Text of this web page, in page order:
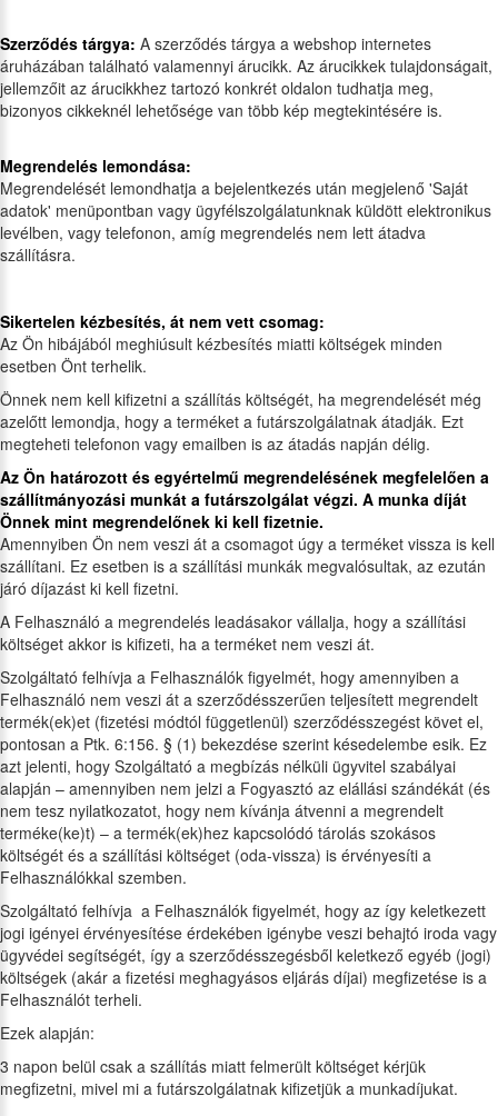
Szerződés tárgya: A szerződés tárgya a webshop internetes
áruházában található valamennyi árucikk. Az árucikkek tulajdonságait,
jellemzőit az árucikkhez tartozó konkrét oldalon tudhatja meg,
bizonyos cikkeknél lehetősége van több kép megtekintésére is.
Megrendelés lemondása:
Megrendelését lemondhatja a bejelentkezés után megjelenő 'Saját
adatok' menüpontban vagy ügyfélszolgálatunknak küldött elektronikus
levélben, vagy telefonon, amíg megrendelés nem lett átadva
szállításra.
Sikertelen kézbesítés, át nem vett csomag:
Az Ön hibájából meghiúsult kézbesítés miatti költségek minden
esetben Önt terhelik.
Önnek nem kell kifizetni a szállítás költségét, ha megrendelését még
azelőtt lemondja, hogy a terméket a futárszolgálatnak átadják. Ezt
megteheti telefonon vagy emailben is az átadás napján délig.
Az Ön határozott és egyértelmű megrendelésének megfelelően a
szállítmányozási munkát a futárszolgálat végzi. A munka díját
Önnek mint megrendelőnek ki kell fizetnie.
Amennyiben Ön nem veszi át a csomagot úgy a terméket vissza is kell
szállítani. Ez esetben is a szállítási munkák megvalósultak, az ezután
járó díjazást ki kell fizetni.
A Felhasználó a megrendelés leadásakor vállalja, hogy a szállítási
költséget akkor is kifizeti, ha a terméket nem veszi át.
Szolgáltató felhívja a Felhasználók figyelmét, hogy amennyiben a
Felhasználó nem veszi át a szerződésszerűen teljesített megrendelt
termék(ek)et (fizetési módtól függetlenül) szerződésszegést követ el,
pontosan a Ptk. 6:156. § (1) bekezdése szerint késedelembe esik. Ez
azt jelenti, hogy Szolgáltató a megbízás nélküli ügyvitel szabályai
alapján – amennyiben nem jelzi a Fogyasztó az elállási szándékát (és
nem tesz nyilatkozatot, hogy nem kívánja átvenni a megrendelt
terméke(ke)t) – a termék(ek)hez kapcsolódó tárolás szokásos
költségét és a szállítási költséget (oda-vissza) is érvényesíti a
Felhasználókkal szemben.
Szolgáltató felhívja a Felhasználók figyelmét, hogy az így keletkezett
jogi igényei érvényesítése érdekében igénybe veszi behajtó iroda vagy
ügyvédei segítségét, így a szerződésszegésből keletkező egyéb (jogi)
költségek (akár a fizetési meghagyásos eljárás díjai) megfizetése is a
Felhasználót terheli.
Ezek alapján:
3 napon belül csak a szállítás miatt felmerült költséget kérjük
megfizetni, mivel mi a futárszolgálatnak kifizetjük a munkadíjukat.